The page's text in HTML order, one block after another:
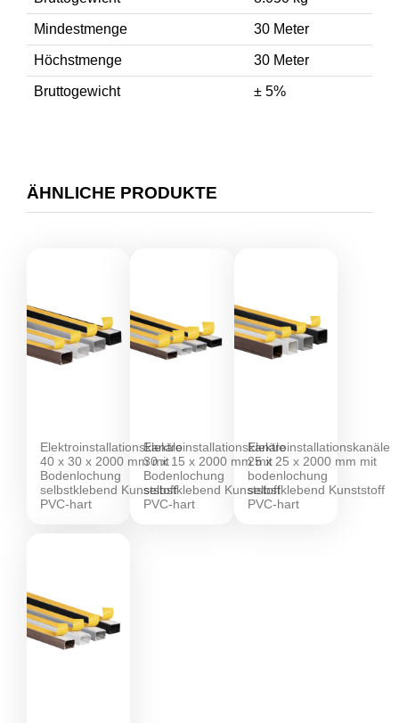
Mindestmenge 30 Meter
Höchstmenge 30 Meter
Bruttogewicht ± 5%
ÄHNLICHE PRODUKTE
Elektroinstallationskanäle
40 x 30 x 2000 mm mit
Bodenlochung
selbstklebend Kunststoff
PVC-hart
Elektroinstallationskanäle
30 x 15 x 2000 mm mit
Bodenlochung
selbstklebend Kunststoff
PVC-hart
Elektroinstallationskanäle
25 x 25 x 2000 mm mit
bodenlochung
selbstklebend Kunststoff
PVC-hart